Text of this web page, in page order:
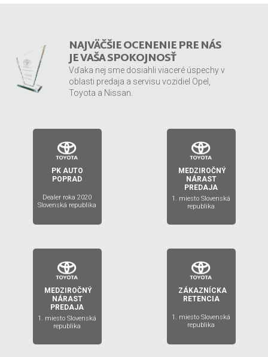
NAJVÄČŠIE OCENENIE PRE NÁS
JE VAŠA SPOKOJNOSŤ
Vďaka nej sme dosiahli viaceré úspechy v
oblasti predaja a servisu vozidiel Opel,
Toyota a Nissan.
2020
PK AUTO
POPRAD
Dealer roka 2020
Slovenská republika
2019
MEDZIROČNÝ
NÁRAST
PREDAJA
1. miesto Slovenská
republika
2018
MEDZIROČNÝ
NÁRAST
PREDAJA
1. miesto Slovenská
republika
2017
ZÁKAZNÍCKA
RETENCIA
1. miesto Slovenská
republika